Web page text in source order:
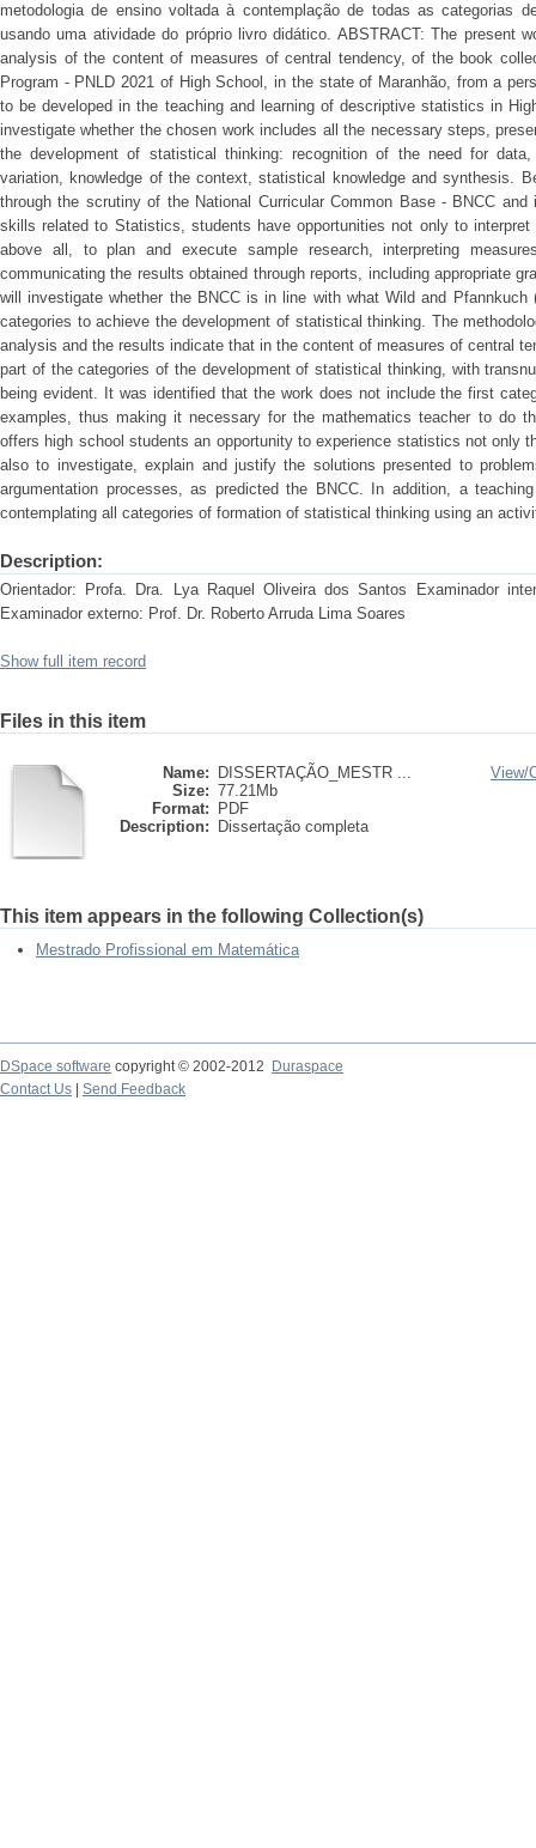
metodologia de ensino voltada à contemplação de todas as categorias
usando uma atividade do próprio livro didático. ABSTRACT: The present
analysis of the content of measures of central tendency, of the book
Program - PNLD 2021 of High School, in the state of Maranhão, from a
to be developed in the teaching and learning of descriptive statistics in
investigate whether the chosen work includes all the necessary steps,
the development of statistical thinking: recognition of the need for data,
variation, knowledge of the context, statistical knowledge and synthesis.
through the scrutiny of the National Curricular Common Base - BNCC
skills related to Statistics, students have opportunities not only to
above all, to plan and execute sample research, interpreting
communicating the results obtained through reports, including appropriate
will investigate whether the BNCC is in line with what Wild and
categories to achieve the development of statistical thinking. The
analysis and the results indicate that in the content of measures of central
part of the categories of the development of statistical thinking, with
being evident. It was identified that the work does not include the first
examples, thus making it necessary for the mathematics teacher to do
offers high school students an opportunity to experience statistics not only
also to investigate, explain and justify the solutions presented to
argumentation processes, as predicted the BNCC. In addition, a
contemplating all categories of formation of statistical thinking using an
Description:
Orientador: Profa. Dra. Lya Raquel Oliveira dos Santos Examinador
Examinador externo: Prof. Dr. Roberto Arruda Lima Soares
Show full item record
Files in this item
Name:
DISSERTAÇÃO_MESTR ...
Size: 77.21Mb
Format:
PDF
Description:
Dissertação completa
View/
This item appears in the following Collection(s)
Mestrado Profissional em Matemática
DSpace software copyright © 2002-2012
Duraspace
Contact Us
Send Feedback